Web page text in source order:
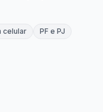
celular PF e PJ